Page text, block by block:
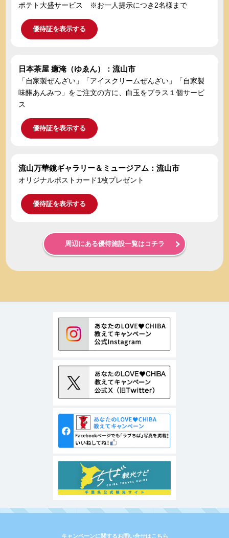
ポテト大盛サービス ※お一人提示につき2名様まで
優待証を表示する
日本茶屋 癒淹（ゆゑん）：流山市
「自家製ぜんざい」「アイスクリームぜんざい」「自家製
味醂あんみつ」をご注文の方に、白玉をプラス１個サービ
ス
優待証を表示する
流山万華鏡ギャラリー＆ミュージアム：流山市
オリジナルポストカード1枚プレゼント
優待証を表示する
周辺にある優待施設一覧はコチラ
キャンペーンに関するお問い合せはこちら